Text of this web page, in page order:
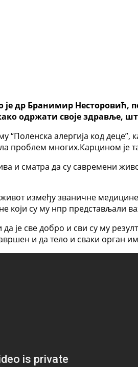
је др Бранимир Несторовић,
одржати своје здравље,
“Поленска алергија код
проблем многих.Карцином је
и сматра да су савремени
између званичне
који су му нпр представљали
је све добро и сви су му
и да тело и сваки орган